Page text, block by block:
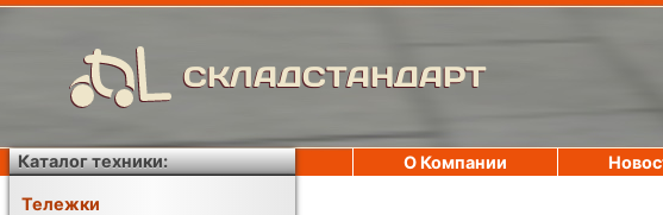
СКЛАДСТАНДАРТ
О Компании
Каталог техники:
Тележки